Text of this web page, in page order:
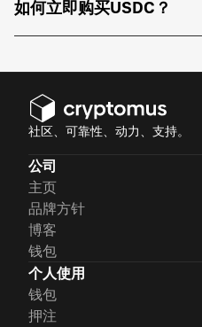
如何立即购买USDC？
社区、可靠性、动力、支持。
公司
主页
品牌方针
博客
钱包
个人使用
钱包
押注